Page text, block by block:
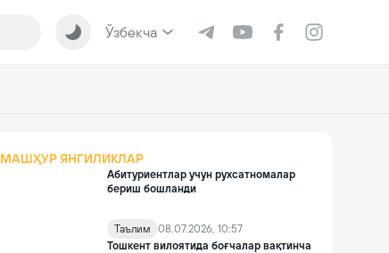
Ўзбекча
МАШҲУР ЯНГИЛИКЛАР
Абитуриентлар учун рухсатномалар
бериш бошланди
Таълим
08.07.2026, 10:57
Тошкент вилоятида боғчалар вақтинча